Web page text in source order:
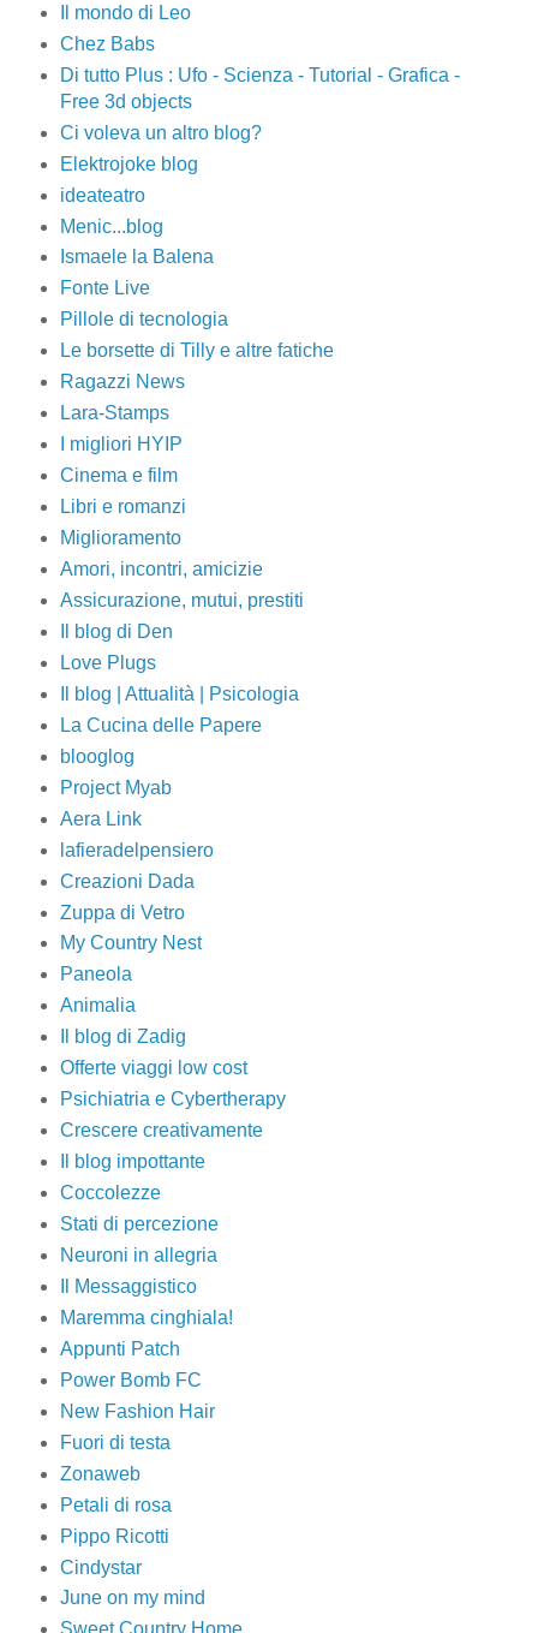
Il mondo di Leo
Chez Babs
Di tutto Plus : Ufo - Scienza - Tutorial - Grafica -
Free 3d objects
Ci voleva un altro blog?
Elektrojoke blog
ideateatro
Menic...blog
Ismaele la Balena
Fonte Live
Pillole di tecnologia
Le borsette di Tilly e altre fatiche
Ragazzi News
Lara-Stamps
I migliori HYIP
Cinema e film
Libri e romanzi
Miglioramento
Amori, incontri, amicizie
Assicurazione, mutui, prestiti
Il blog di Den
Love Plugs
Il blog | Attualità | Psicologia
La Cucina delle Papere
blooglog
Project Myab
Aera Link
lafieradelpensiero
Creazioni Dada
Zuppa di Vetro
My Country Nest
Paneola
Animalia
Il blog di Zadig
Offerte viaggi low cost
Psichiatria e Cybertherapy
Crescere creativamente
Il blog impottante
Coccolezze
Stati di percezione
Neuroni in allegria
Il Messaggistico
Maremma cinghiala!
Appunti Patch
Power Bomb FC
New Fashion Hair
Fuori di testa
Zonaweb
Petali di rosa
Pippo Ricotti
Cindystar
June on my mind